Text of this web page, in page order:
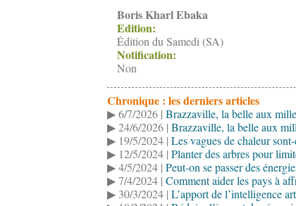
Boris Kharl Ebaka
Edition:
Édition du Samedi (SA)
Notification:
Non
Chronique : les derniers articles
▶ 6/7/2026 | Brazzaville, la belle aux
▶ 24/6/2026 | Brazzaville, la belle aux
▶ 19/5/2024 | Les vagues de chaleur
▶ 12/5/2024 | Planter des arbres pour
▶ 4/5/2024 | Peut-on se passer des
▶ 7/4/2024 | Comment aider les pays à
▶ 30/3/2024 | L’apport de l’intelligence